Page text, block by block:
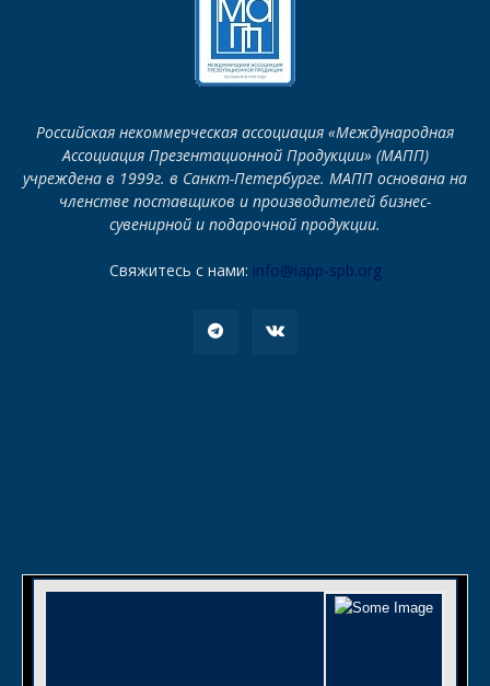
Российская некоммерческая ассоциация «Международная
Ассоциация Презентационной Продукции» (МАПП)
учреждена в 1999г. в Санкт-Петербурге. МАПП основана на
членстве поставщиков и производителей бизнес-
сувенирной и подарочной продукции.
Свяжитесь с нами: info@iapp-spb.org